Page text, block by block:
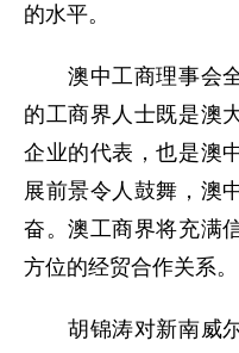
的水平。
澳中工商理事会全
的工商界人士既是澳
企业的代表，也是澳
展前景令人鼓舞，澳
奋。澳工商界将充满
方位的经贸合作关系。
胡锦涛对新南威尔